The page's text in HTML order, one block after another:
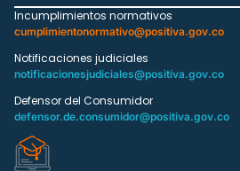
Incumplimientos normativos
cumplimientonormativo@positiva.gov.co
Notificaciones judiciales
notificacionesjudiciales@positiva.gov.co
Defensor del Consumidor
defensor.de.consumidor@positiva.gov.co